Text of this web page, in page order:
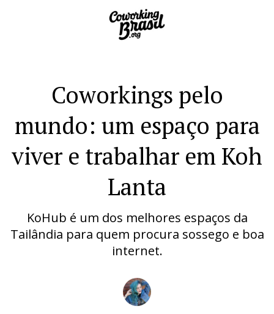
Coworkings pelo
mundo: um espaço para
viver e trabalhar em Koh
Lanta
KoHub é um dos melhores espaços da
Tailândia para quem procura sossego e boa
internet.